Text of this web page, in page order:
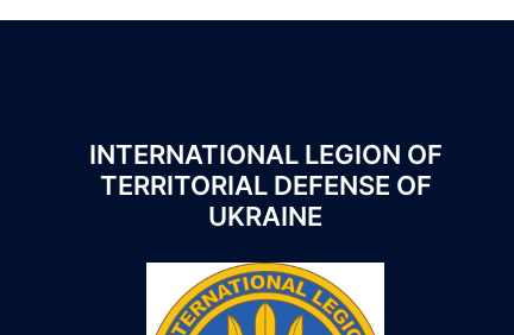
INTERNATIONAL LEGION OF
TERRITORIAL DEFENSE OF
UKRAINE